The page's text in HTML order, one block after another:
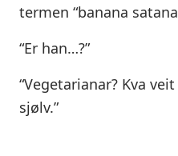
termen “banana
“Er han…?”
“Vegetarianar? Kva
sjølv.”